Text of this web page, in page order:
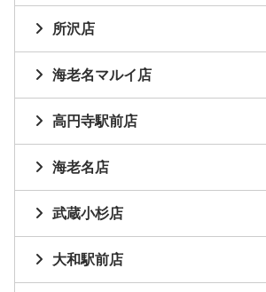
所沢店
海老名マルイ店
高円寺駅前店
海老名店
武蔵小杉店
大和駅前店